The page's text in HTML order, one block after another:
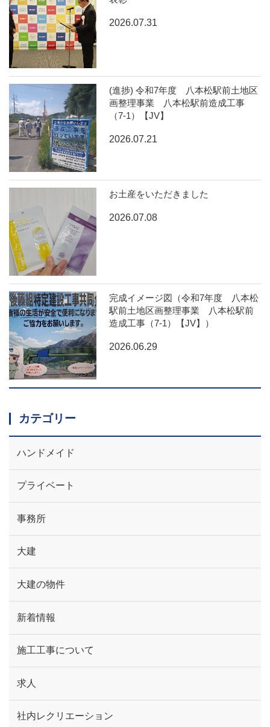
2026.07.31
(進捗) 令和7年度 八本松駅前土地区
画整理事業 八本松駅前造成工事
（7-1）【JV】
2026.07.21
お土産をいただきました
2026.07.08
完成イメージ図（令和7年度 八本松
駅前土地区画整理事業 八本松駅前
造成工事（7-1）【JV】）
2026.06.29
カテゴリー
ハンドメイド
プライベート
事務所
大建
大建の物件
新着情報
施工工事について
求人
社内レクリエーション